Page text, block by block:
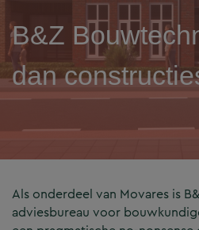
B&Z
dan
Als onderdeel van Movares is
adviesbureau voor